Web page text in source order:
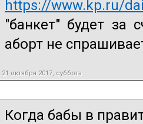
https://www.kp.ru/
"банкет" будет за
аборт не
21 октября 2017, суббота
Когда бабы в